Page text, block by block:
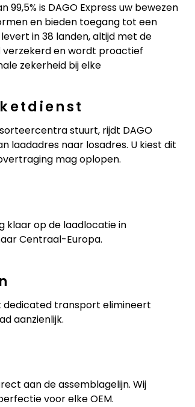
is DAGO Express uw bewezen
en bieden toegang tot een
levert in 38 landen, altijd met de
verzekerd en wordt proactief
zekerheid bij elke
stuurt, rijdt DAGO
laadadres naar losadres. U kiest dit
mag oplopen.
klaar op de laadlocatie in
Centraal-Europa.
dedicated transport elimineert
aanzienlijk.
aan de assemblagelijn. Wij
voor elke OEM.